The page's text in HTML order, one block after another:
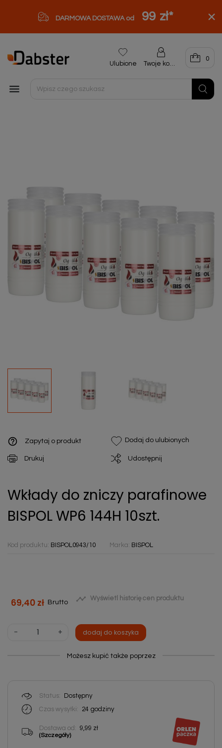
DARMOWA DOSTAWA od 99 zł*

Ulubione Twoje konto
0
help_outline Zapytaj o produkt Dodaj do ulubionych
Drukuj Udostępnij
Wkłady do zniczy parafinowe
BISPOL WP6 144H 10szt.
Kod produktu: BISPOL0943/10 Marka: BISPOL
69,40 zł Brutto  Wyświetl historię cen produktu
- + dodaj do koszyka
Możesz kupić także poprzez
Status:
Dostępny
Czas wysyłki:
24 godziny
Dostawa od: 9,99 zł
(Szczegóły)